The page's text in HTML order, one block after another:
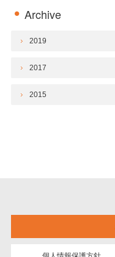
Archive
2019
2017
2015